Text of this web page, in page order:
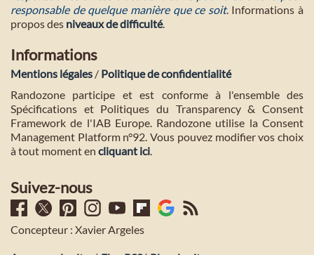
responsable de quelque manière que ce soit. Informations à
propos des niveaux de difficulté.
Informations
Mentions légales / Politique de confidentialité
Randozone participe et est conforme à l'ensemble des
Spécifications et Politiques du Transparency & Consent
Framework de l'IAB Europe. Randozone utilise la Consent
Management Platform n°92. Vous pouvez modifier vos choix
à tout moment en cliquant ici.
Suivez-nous
Concepteur : Xavier Argeles